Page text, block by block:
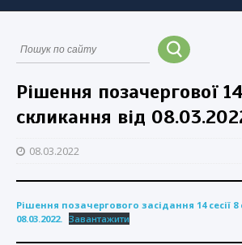
Рішення позачергової
скликання від
08.03.2022
Рішення позачергового засідання 14 сесії
08.03.2022. Завантажити